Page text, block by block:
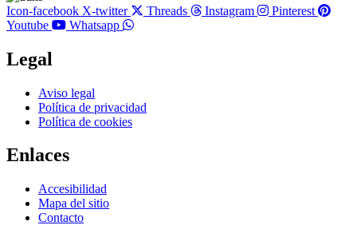
Icon-facebook X-twitter Threads Instagram
Pinterest
Youtube
Whatsapp
Legal
Main
Menu
Aviso legal
Política de privacidad
Política de cookies
Enlaces
Main
Menu
Accesibilidad
Mapa del sitio
Contacto